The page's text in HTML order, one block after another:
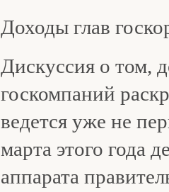
Доходы глав
Дискуссия о том,
госкомпаний
ведется уже не
марта этого года
аппарата